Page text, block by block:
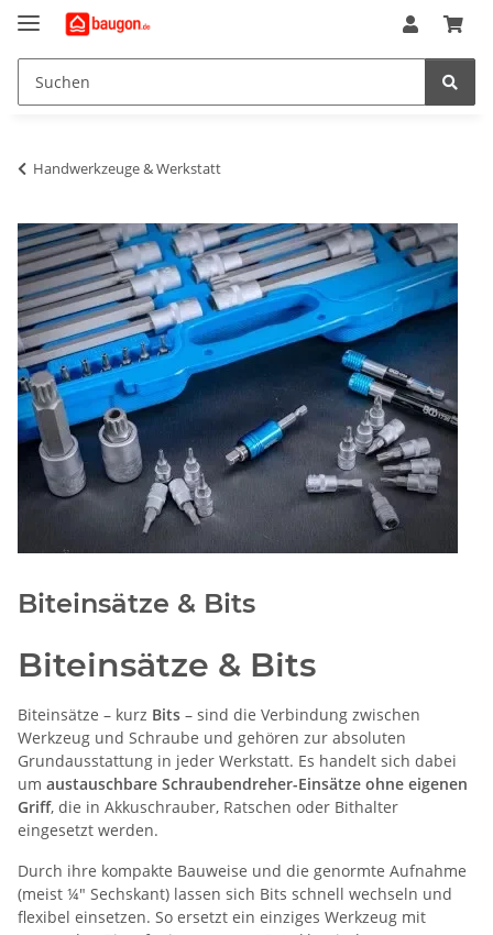
Handwerkzeuge & Werkstatt
Biteinsätze & Bits
Biteinsätze & Bits
Biteinsätze – kurz Bits – sind die Verbindung zwischen
Werkzeug und Schraube und gehören zur absoluten
Grundausstattung in jeder Werkstatt. Es handelt sich dabei
um austauschbare Schraubendreher-Einsätze ohne eigenen
Griff, die in Akkuschrauber, Ratschen oder Bithalter
eingesetzt werden.
Durch ihre kompakte Bauweise und die genormte Aufnahme
(meist ¼" Sechskant) lassen sich Bits schnell wechseln und
flexibel einsetzen. So ersetzt ein einziges Werkzeug mit